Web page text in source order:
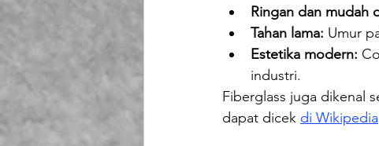
Ringan dan mudah
Tahan lama: Umur
Estetika modern:
industri.
Fiberglass juga dikenal
dapat dicek di Wikipedia